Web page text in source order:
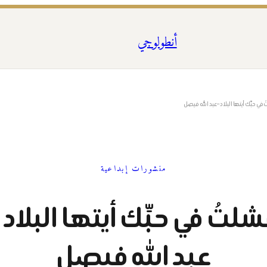
أنطولوجي
حبِّك أيتها البلاد – عبد الله فيصل
منشورات إبداعية
في حبِّك أيتها
عبد الله فيصل